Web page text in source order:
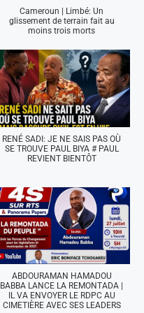
Cameroun | Limbé: Un
glissement de terrain fait au
moins trois morts
RENÉ SADI: JE NE SAIS PAS OÙ
SE TROUVE PAUL BIYA # PAUL
REVIENT BIENTÔT
ABDOURAMAN HAMADOU
BABBA LANCE LA REMONTADA |
IL VA ENVOYER LE RDPC AU
CIMETIÈRE AVEC SES LEADERS